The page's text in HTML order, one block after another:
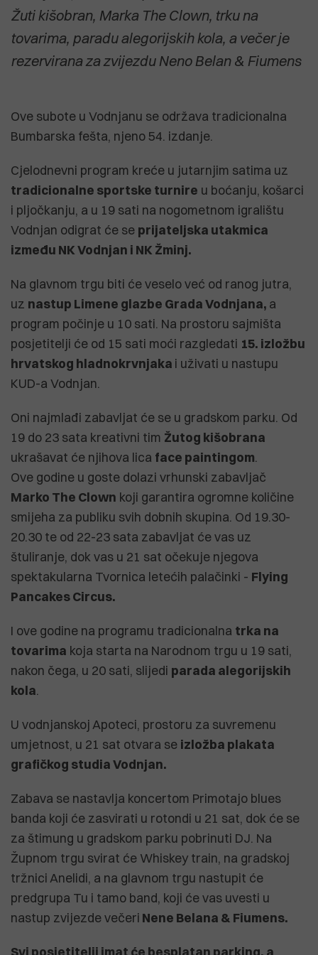
Žuti kišobran, Marka The Clown, trku na
tovarima, paradu alegorijskih kola, a večer je
rezervirana za zvijezdu Neno Belan & Fiumens
Ove subote u Vodnjanu se održava tradicionalna
Bumbarska fešta, njeno 54. izdanje.
Cjelodnevni program kreće u jutarnjim satima uz
tradicionalne sportske turnire u boćanju, košarci
i pljočkanju, a u 19 sati na nogometnom igralištu
Vodnjan odigrat će se prijateljska utakmica
između NK Vodnjan i NK Žminj.
Na glavnom trgu biti će veselo već od ranog jutra,
uz nastup Limene glazbe Grada Vodnjana, a
program počinje u 10 sati. Na prostoru sajmišta
posjetitelji će od 15 sati moći razgledati 15. izložbu
hrvatskog hladnokrvnjaka i uživati u nastupu
KUD-a Vodnjan.
Oni najmlađi zabavljat će se u gradskom parku. Od
19 do 23 sata kreativni tim Žutog kišobrana
ukrašavat će njihova lica face paintingom.
Ove godine u goste dolazi vrhunski zabavljač
Marko The Clown koji garantira ogromne količine
smijeha za publiku svih dobnih skupina. Od 19.30-
20.30 te od 22-23 sata zabavljat će vas uz
štuliranje, dok vas u 21 sat očekuje njegova
spektakularna Tvornica letećih palačinki - Flying
Pancakes Circus.
I ove godine na programu tradicionalna trka na
tovarima koja starta na Narodnom trgu u 19 sati,
nakon čega, u 20 sati, slijedi parada alegorijskih
kola.
U vodnjanskoj Apoteci, prostoru za suvremenu
umjetnost, u 21 sat otvara se izložba plakata
grafičkog studia Vodnjan.
Zabava se nastavlja koncertom Primotajo blues
banda koji će zasvirati u rotondi u 21 sat, dok će se
za štimung u gradskom parku pobrinuti DJ. Na
Župnom trgu svirat će Whiskey train, na gradskoj
tržnici Anelidi, a na glavnom trgu nastupit će
predgrupa Tu i tamo band, koji će vas uvesti u
nastup zvijezde večeri Nene Belana & Fiumens.
Svi posjetitelji imat će besplatan parking, a